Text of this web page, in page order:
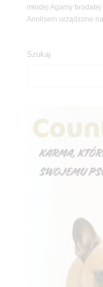
młodej Agamy
Anolisem
Szukaj